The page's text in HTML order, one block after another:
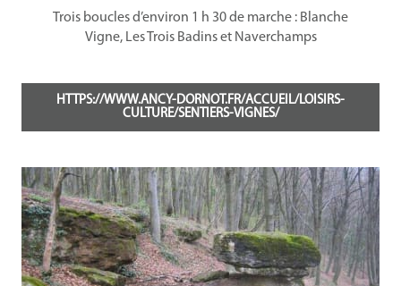
Trois boucles d’environ 1 h 30 de marche : Blanche
Vigne, Les Trois Badins et Naverchamps
HTTPS://WWW.ANCY-DORNOT.FR/ACCUEIL/LOISIRS-
CULTURE/SENTIERS-VIGNES/